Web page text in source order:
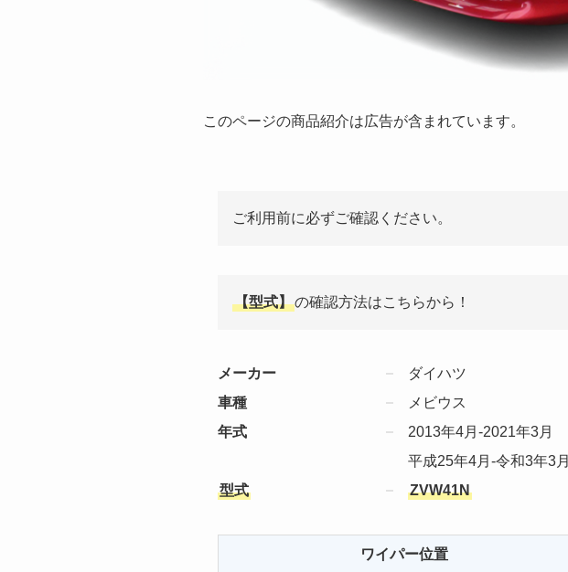
このページの商品紹介は広告が含まれています。
ご利用前に必ずご確認ください。
【型式】の確認方法はこちらから！
メーカー
ダイハツ
車種
メビウス
年式
2013年4月-2021年3月
平成25年4月-令和3年3月
型式
ZVW41N
ワイパー位置